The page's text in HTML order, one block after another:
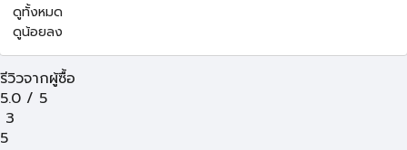
ดูทั้งหมด
ดูน้อยลง
รีวิวจากผู้ซื้อ
5.0 / 5
3
5